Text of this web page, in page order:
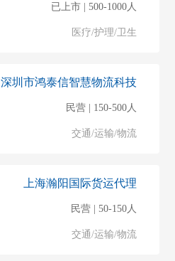
已上市 | 500-1000人
医疗/护理/卫生
深圳市鸿泰信智慧物流科技
民营 | 150-500人
交通/运输/物流
上海瀚阳国际货运代理
民营 | 50-150人
交通/运输/物流